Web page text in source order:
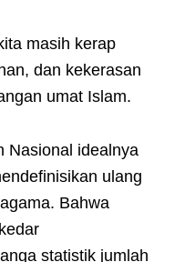
masih kerap
dan kekerasan
umat Islam.
Nasional idealnya
ulang
Bahwa
statistik jumlah